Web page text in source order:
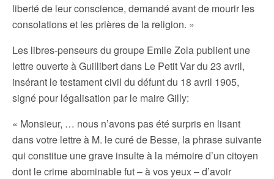
liberté de leur conscience, demandé avant de mourir les
consolations et les prières de la religion. »
Les libres-penseurs du groupe Emile Zola publient une
lettre ouverte à Guillibert dans Le Petit Var du 23 avril,
insérant le testament civil du défunt du 18 avril 1905,
signé pour légalisation par le maire Gilly:
« Monsieur, … nous n’avons pas été surpris en lisant
dans votre lettre à M. le curé de Besse, la phrase suivante
qui constitue une grave insulte à la mémoire d’un citoyen
dont le crime abominable fut – à vos yeux – d’avoir